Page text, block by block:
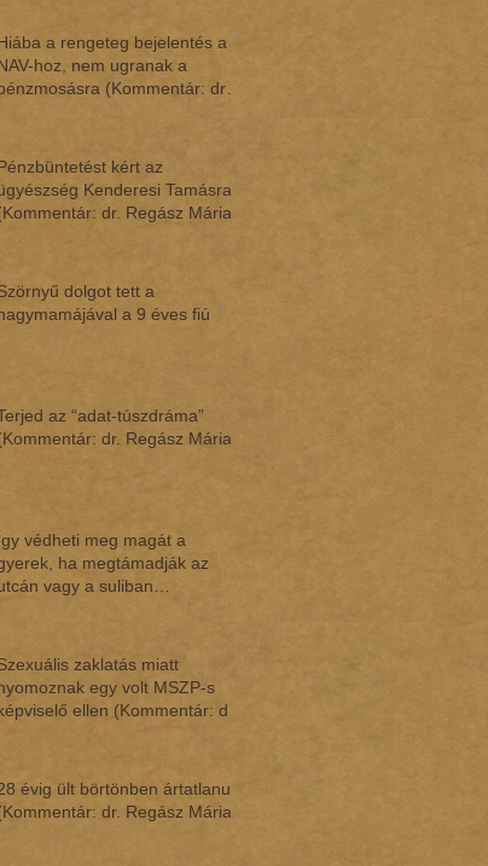
a rengeteg bejelentés a
hoz, nem ugranak a
(Kommentár: dr.
kért az
Kenderesi Tamásra
dr. Regász Mária)
dolgot tett a
a 9 éves fiú
az “adat-túszdráma”
dr. Regász Mária)
védheti meg magát a
ha megtámadják az
vagy a suliban
zaklatás miatt
egy volt MSZP-s
ellen (Kommentár: dr.
évig ült börtönben ártatlanul
dr. Regász Mária)